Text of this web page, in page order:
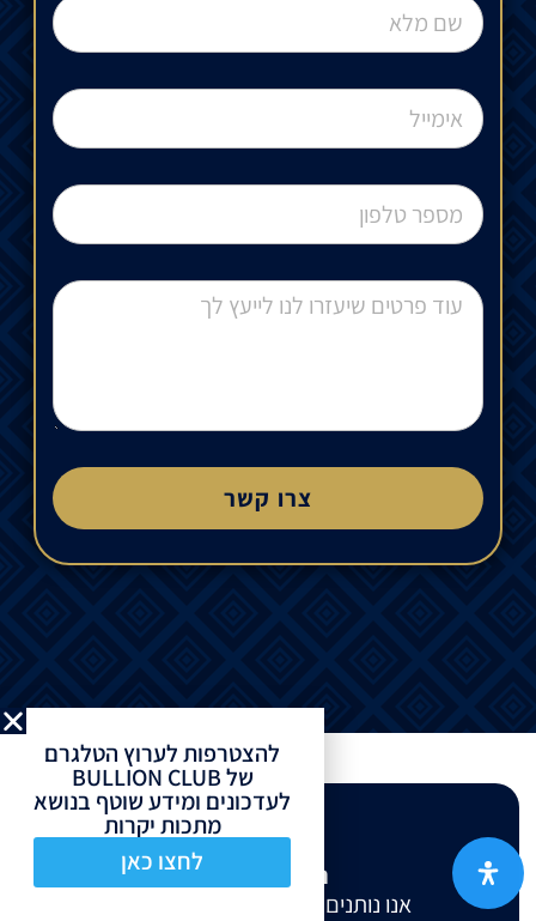
צרו קשר
המיקום שלנו
אנו נותנים שירות בכל רחבי הארץ.
להצטרפות לערוץ הטלגרם
של BULLION CLUB
לעדכונים ומידע שוטף בנושא
מתכות יקרות
לחצו כאן